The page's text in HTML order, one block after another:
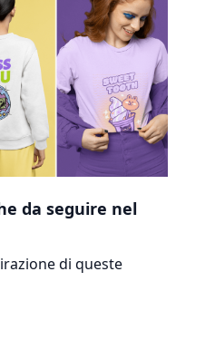
da seguire nel
di queste